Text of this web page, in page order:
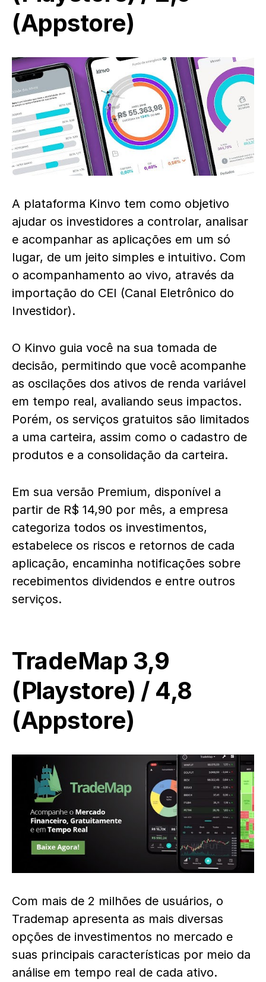
(Appstore)
A plataforma Kinvo tem como objetivo
ajudar os investidores a controlar, analisar
e acompanhar as aplicações em um só
lugar, de um jeito simples e intuitivo. Com
o acompanhamento ao vivo, através da
importação do CEI (Canal Eletrônico do
Investidor).
O Kinvo guia você na sua tomada de
decisão, permitindo que você acompanhe
as oscilações dos ativos de renda variável
em tempo real, avaliando seus impactos.
Porém, os serviços gratuitos são limitados
a uma carteira, assim como o cadastro de
produtos e a consolidação da carteira.
Em sua versão Premium, disponível a
partir de R$ 14,90 por mês, a empresa
categoriza todos os investimentos,
estabelece os riscos e retornos de cada
aplicação, encaminha notificações sobre
recebimentos dividendos e entre outros
serviços.
TradeMap 3,9
(Playstore) / 4,8
(Appstore)
Com mais de 2 milhões de usuários, o
Trademap apresenta as mais diversas
opções de investimentos no mercado e
suas principais características por meio da
análise em tempo real de cada ativo.